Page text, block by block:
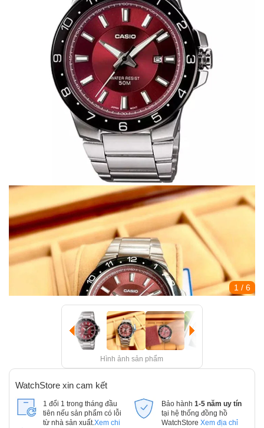
1 / 6
Hình ảnh sản phẩm
WatchStore xin cam kết
1 đổi 1 trong tháng đầu
tiên nếu sản phẩm có lỗi
từ nhà sản xuất. Xem chi
Bảo hành 1-5 năm uy tín
tại hệ thống đồng hồ
WatchStore Xem địa chỉ